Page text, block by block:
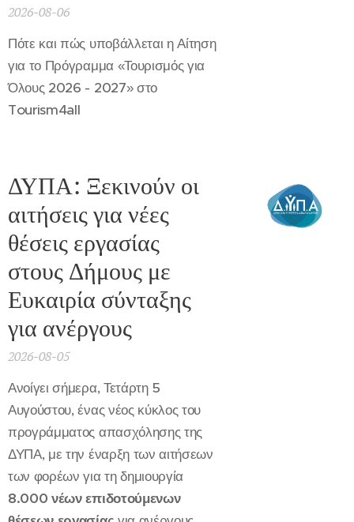
2026-08-06
Πότε και πώς υποβάλλεται η Αίτηση
για το Πρόγραμμα «Τουρισμός για
Όλους 2026 - 2027» στο
Tourism4all
ΔΥΠΑ: Ξεκινούν οι
αιτήσεις για νέες
θέσεις εργασίας
στους Δήμους με
Ευκαιρία σύνταξης
για ανέργους
2026-08-05
Ανοίγει σήμερα, Τετάρτη 5
Αυγούστου, ένας νέος κύκλος του
προγράμματος απασχόλησης της
ΔΥΠΑ, με την έναρξη των αιτήσεων
των φορέων για τη δημιουργία
8.000 νέων επιδοτούμενων